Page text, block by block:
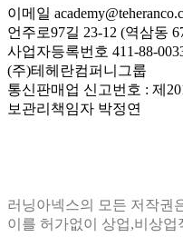
이메일
언주로97길 23-12 (역삼동
사업자등록번호 411-88-
(주)테헤란컴퍼니그룹
통신판매업 신고번호 : 제
보관리책임자 박정연
러닝아넥스의 모든 저작권
이를 허가없이 상업,비상업